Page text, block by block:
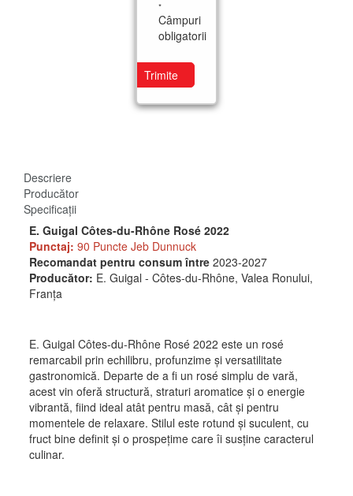
*
Câmpuri
obligatorii
Trimite
Descriere
Producător
Specificații
E. Guigal Côtes-du-Rhône Rosé 2022
Punctaj: 90 Puncte Jeb Dunnuck
Recomandat pentru consum între 2023-2027
Producător: E. Guigal - Côtes-du-Rhône, Valea Ronului,
Franța
E. Guigal Côtes-du-Rhône Rosé 2022 este un rosé
remarcabil prin echilibru, profunzime și versatilitate
gastronomică. Departe de a fi un rosé simplu de vară,
acest vin oferă structură, straturi aromatice și o energie
vibrantă, fiind ideal atât pentru masă, cât și pentru
momentele de relaxare. Stilul este rotund și suculent, cu
fruct bine definit și o prospețime care îi susține caracterul
culinar.